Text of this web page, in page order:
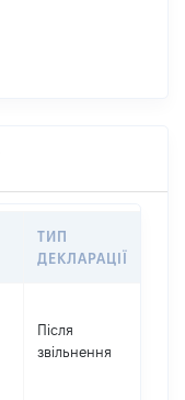
ТИП
ДЕКЛАРАЦІЇ
Після
звільнення